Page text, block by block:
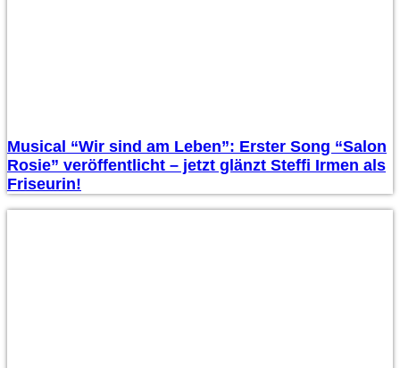
Musical “Wir sind am Leben”: Erster Song “Salon
Rosie” veröffentlicht – jetzt glänzt Steffi Irmen als
Friseurin!